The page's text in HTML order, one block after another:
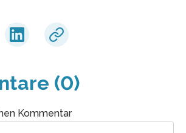
(0)
Kommentar